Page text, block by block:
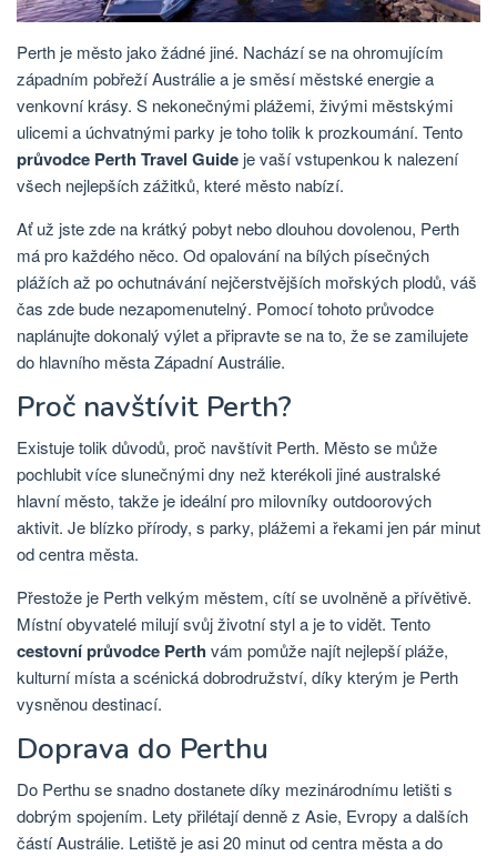
Perth je město jako žádné jiné. Nachází se na ohromujícím
západním pobřeží Austrálie a je směsí městské energie a
venkovní krásy. S nekonečnými plážemi, živými městskými
ulicemi a úchvatnými parky je toho tolik k prozkoumání. Tento
průvodce Perth Travel Guide je vaší vstupenkou k nalezení
všech nejlepších zážitků, které město nabízí.
Ať už jste zde na krátký pobyt nebo dlouhou dovolenou, Perth
má pro každého něco. Od opalování na bílých písečných
plážích až po ochutnávání nejčerstvějších mořských plodů, váš
čas zde bude nezapomenutelný. Pomocí tohoto průvodce
naplánujte dokonalý výlet a připravte se na to, že se zamilujete
do hlavního města Západní Austrálie.
Proč navštívit Perth?
Existuje tolik důvodů, proč navštívit Perth. Město se může
pochlubit více slunečnými dny než kterékoli jiné australské
hlavní město, takže je ideální pro milovníky outdoorových
aktivit. Je blízko přírody, s parky, plážemi a řekami jen pár minut
od centra města.
Přestože je Perth velkým městem, cítí se uvolněně a přívětivě.
Místní obyvatelé milují svůj životní styl a je to vidět. Tento
cestovní průvodce Perth vám pomůže najít nejlepší pláže,
kulturní místa a scénická dobrodružství, díky kterým je Perth
vysněnou destinací.
Doprava do Perthu
Do Perthu se snadno dostanete díky mezinárodnímu letišti s
dobrým spojením. Lety přilétají denně z Asie, Evropy a dalších
částí Austrálie. Letiště je asi 20 minut od centra města a do